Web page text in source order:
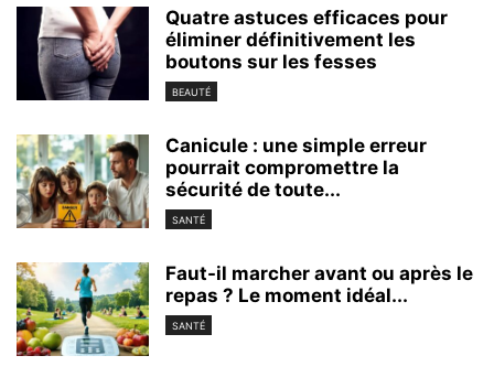
Quatre astuces efficaces pour
éliminer définitivement les
boutons sur les fesses
BEAUTÉ
Canicule : une simple erreur
pourrait compromettre la
sécurité de toute...
SANTÉ
Faut-il marcher avant ou après le
repas ? Le moment idéal...
SANTÉ